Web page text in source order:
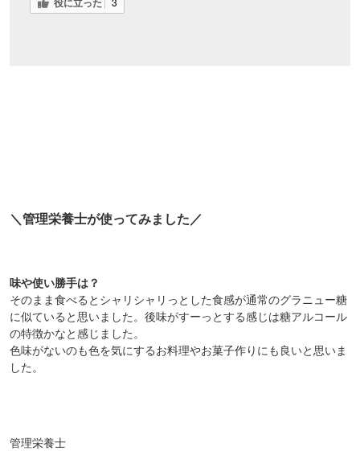
＼管理栄養士が使ってみました／
味や使い勝手は？
そのまま食べるとシャリシャリっとした食感が通常のグラニュー糖
に似ていると思いました。後味がすーっとする感じは糖アルコール
の特徴かなと感じました。
色味がないのも色を気にするお料理やお菓子作りにも良いと思いま
した。
管理栄養士